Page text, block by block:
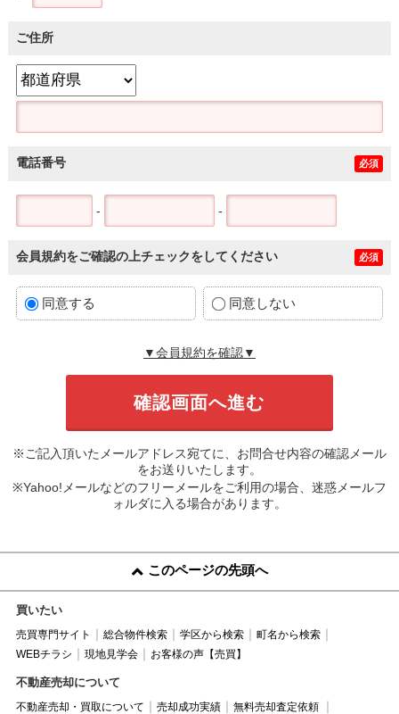
ご住所
電話番号 必須
- -
会員規約をご確認の上チェックをしてください 必須
同意する 同意しない
▼会員規約を確認▼
※ご記入頂いたメールアドレス宛てに、お問合せ内容の確認メール
をお送りいたします。
※Yahoo!メールなどのフリーメールをご利用の場合、迷惑メールフ
ォルダに入る場合があります。
このページの先頭へ
買いたい
売買専門サイト 総合物件検索 学区から検索
町名から検索
WEBチラシ
現地見学会 お客様の声【売買】
不動産売却について
不動産売却・買取について 売却成功実績
無料売却査定依頼